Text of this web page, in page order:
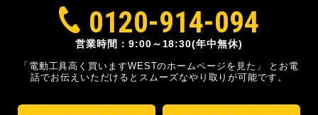
0120-914-094
営業時間：9:00～18:30(年中無休)
「電動工具高く買いますWESTのホームページを見た」
とお電
話でお伝えいただけるとスムーズなやり取りが可能です。